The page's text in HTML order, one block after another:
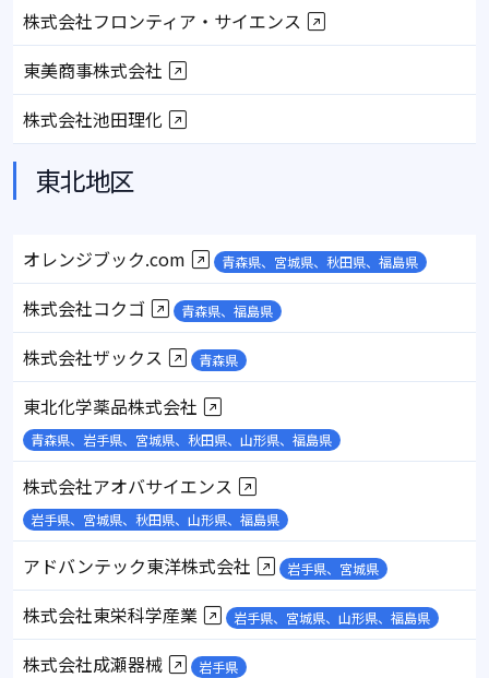
株式会社フロンティア・サイエンス
東美商事株式会社
株式会社池田理化
東北地区
オレンジブック.com 青森県、宮城県、秋田県、福島県
株式会社コクゴ 青森県、福島県
株式会社ザックス 青森県
東北化学薬品株式会社
青森県、岩手県、宮城県、秋田県、山形県、福島県
株式会社アオバサイエンス
岩手県、宮城県、秋田県、山形県、福島県
アドバンテック東洋株式会社 岩手県、宮城県
株式会社東栄科学産業 岩手県、宮城県、山形県、福島県
株式会社成瀬器械 岩手県